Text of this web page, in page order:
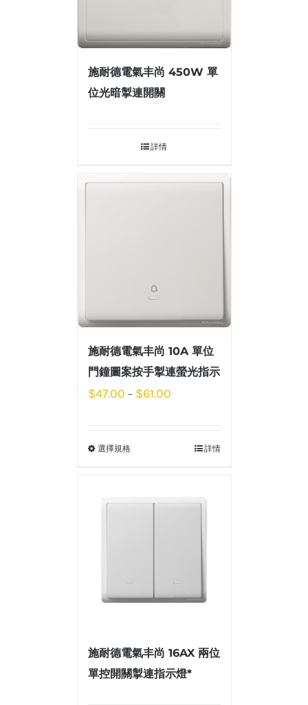
施耐德電氣丰尚 450W 單
位光暗掣連開關
詳情
施耐德電氣丰尚 10A 單位
門鐘圖案按手掣連螢光指示
$47.00 – $61.00
選擇規格 詳情
施耐德電氣丰尚 16AX 兩位
單控開關掣連指示燈*